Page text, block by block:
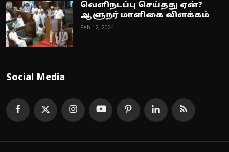
வெளிநடப்பு செய்தது ஏன்?
ஆளுநர் மாளிகை விளக்கம்
Feb 12, 2024
Social Media